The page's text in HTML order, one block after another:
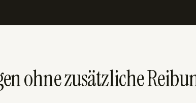
ohne zusätzliche